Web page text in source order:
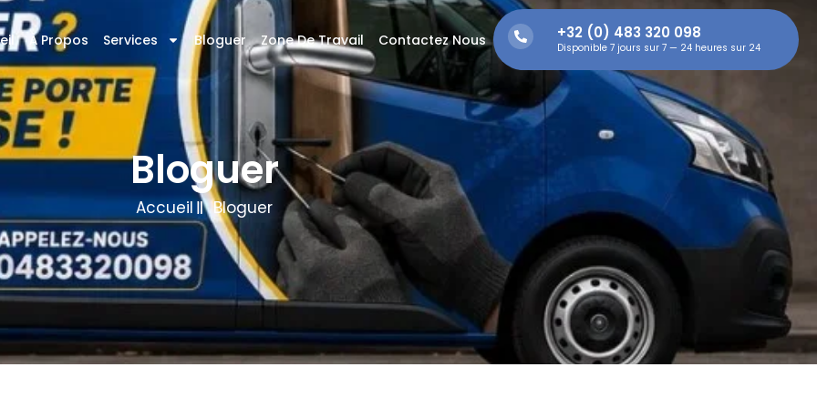
À Propos Services Bloguer Zone De Travail Contactez Nous +32 (0) 483 320 098
Disponible 7 jours sur 7 — 24 heures sur 24
Bloguer
Accueil Bloguer